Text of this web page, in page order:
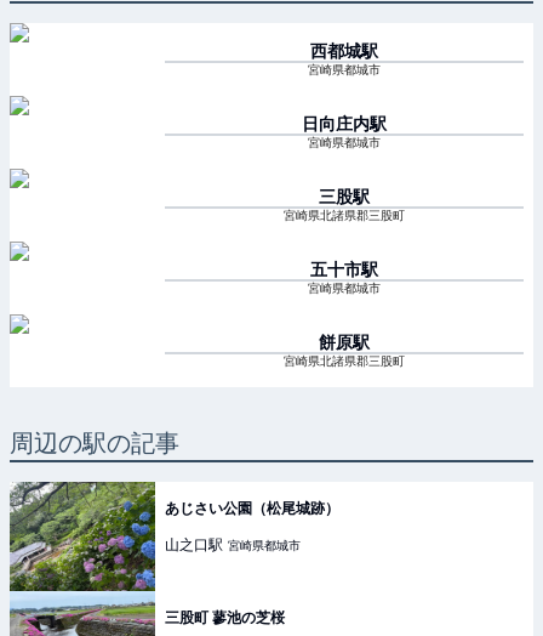
西都城駅
宮崎県都城市
日向庄内駅
宮崎県都城市
三股駅
宮崎県北諸県郡三股町
五十市駅
宮崎県都城市
餅原駅
宮崎県北諸県郡三股町
周辺の駅の記事
あじさい公園（松尾城跡）
山之口駅 宮崎県都城市
三股町 蓼池の芝桜